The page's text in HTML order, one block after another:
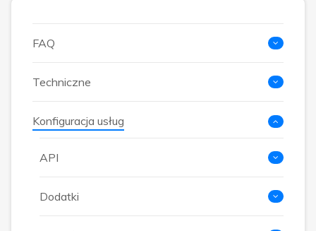
FAQ
Techniczne
Konfiguracja usług
API
Dodatki